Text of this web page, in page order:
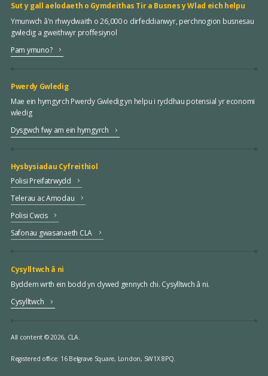
Sut y gall aelodaeth o Gymdeithas Tir a Busnes y Wlad eich helpu
Ymunwch â'n rhwydwaith o 26,000 o dirfeddianwyr, perchnogion busnesau
gwledig a gweithwyr proffesiynol
Pam ymuno?
Pwerdy Gwledig
Mae ein hymgyrch Pwerdy Gwledig yn helpu i ryddhau potensial yr economi
wledig
Dysgwch fwy am ein hymgyrch
Hysbysiadau Cyfreithiol
Polisi Preifatrwydd
Telerau ac Amodau
Polisi Cwcis
Safonau gwasanaeth CLA
Cysylltwch â ni
Byddem wrth ein bodd yn clywed gennych chi. Cysylltwch â ni.
Cysylltwch
All content © 2026, CLA.
Registered office: 16 Belgrave Square, London, SW1X 8PQ.